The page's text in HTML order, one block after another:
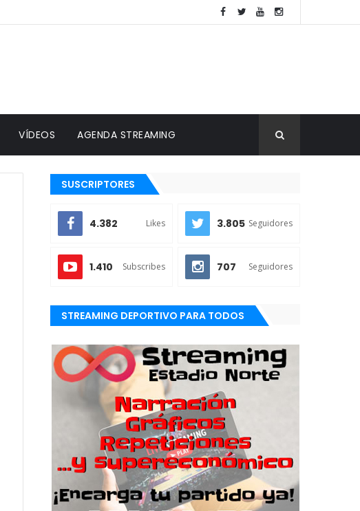
VÍDEOS AGENDA STREAMING
SUSCRIPTORES
4.382 Likes 3.805 Seguidores
1.410 Subscribes 707 Seguidores
STREAMING DEPORTIVO PARA TODOS